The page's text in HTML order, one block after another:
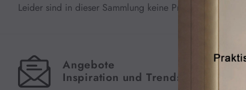
Neue
Leider sind in dieser Sammlung keine Produkte vorhanden
Angebote
Inspiration und Trends